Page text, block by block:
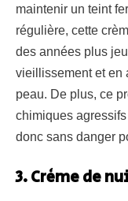
maintenir un teint
régulière, cette
des années plus
vieillissement et en
peau. De plus, ce
chimiques
donc sans danger
3. Crème de